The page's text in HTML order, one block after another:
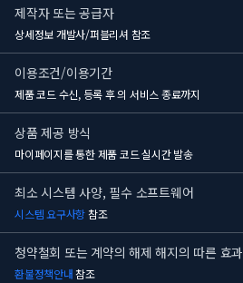
제작자 또는 공급자
상세정보 개발사/퍼블리셔 참조
이용조건/이용기간
제품 코드 수신, 등록 후의 서비스 종료까지
상품 제공 방식
마이페이지를 통한 제품 코드 실시간 발송
최소 시스템 사양, 필수 소프트웨어
시스템 요구사항참조
청약철회 또는 계약의 해제 해지의 따른 효과
환불정책안내참조